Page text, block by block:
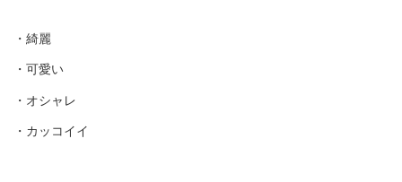
・綺麗
・可愛い
・オシャレ
・カッコイイ